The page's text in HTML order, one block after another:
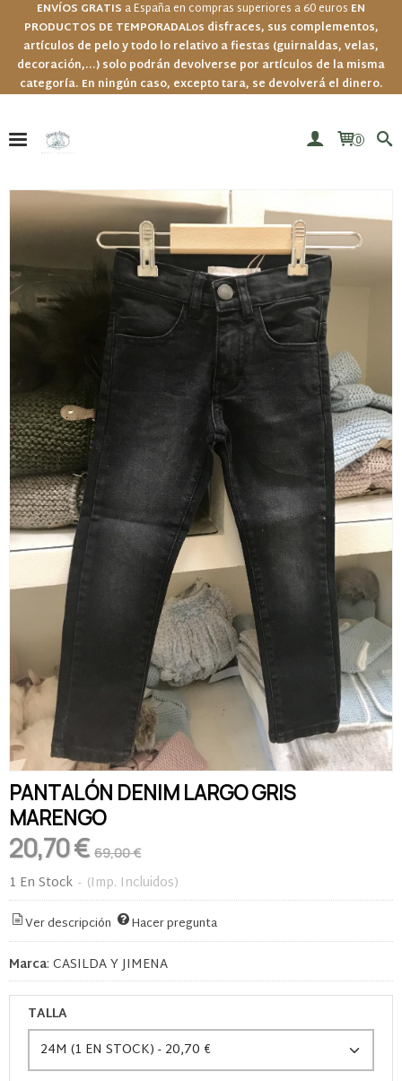
ENVÍOS GRATIS a España en compras superiores a 60 euros EN
PRODUCTOS DE TEMPORADALos disfraces, sus complementos,
artículos de pelo y todo lo relativo a fiestas (guirnaldas, velas,
decoración,...) solo podrán devolverse por artículos de la misma
categoría. En ningún caso, excepto tara, se devolverá el dinero.
0
PANTALÓN DENIM LARGO GRIS
MARENGO
20,70 € 69,00 €
1 En Stock - (Imp. Incluidos)
Ver descripción Hacer pregunta
Marca: CASILDA Y JIMENA
TALLA